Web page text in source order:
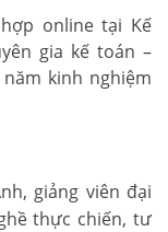
online tại Kế
gia kế toán –
kinh nghiệm
giảng viên đại
thực chiến, tư